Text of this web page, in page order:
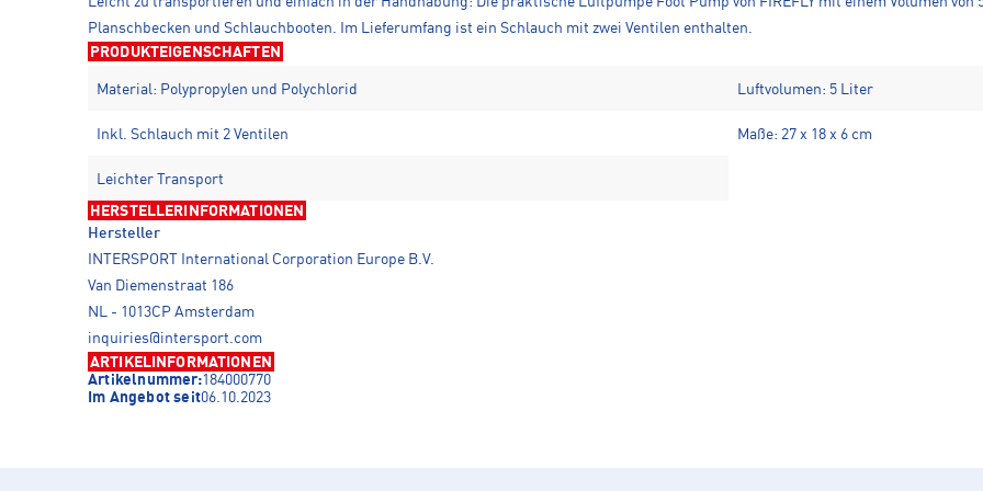
Planschbecken und Schlauchbooten. Im Lieferumfang ist ein Schlauch mit zwei Ventilen enthalten.
PRODUKTEIGENSCHAFTEN
Material: Polypropylen und Polychlorid Luftvolumen: 5 Liter
Inkl. Schlauch mit 2 Ventilen Maße: 27 x 18 x 6 cm
Leichter Transport
HERSTELLERINFORMATIONEN
Hersteller
INTERSPORT International Corporation Europe B.V.
Van Diemenstraat 186
NL - 1013CP Amsterdam
inquiries@intersport.com
ARTIKELINFORMATIONEN
Artikelnummer:184000770
Im Angebot seit06.10.2023